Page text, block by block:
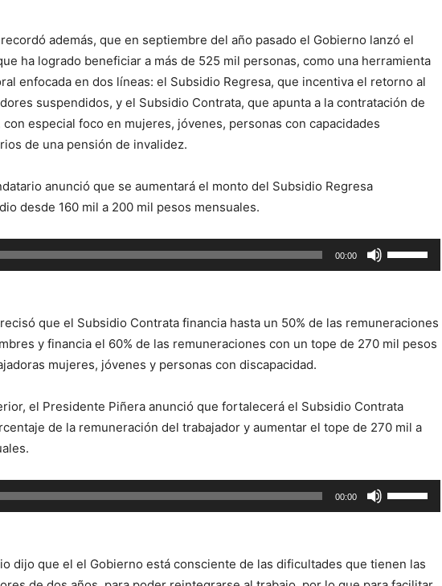
flecha
arriba/abajo
para
aumentar
además, que en septiembre del año pasado el Gobierno lanzó el
ha logrado beneficiar a más de 525 mil personas, como una herramienta
enfocada en dos líneas: el Subsidio Regresa, que incentiva el retorno al
suspendidos, y el Subsidio Contrata, que apunta a la contratación de
especial foco en mujeres, jóvenes, personas con capacidades
de una pensión de invalidez.
anunció que se aumentará el monto del Subsidio Regresa
desde 160 mil a 200 mil pesos mensuales.
00:00
las
flecha
arriba/abajo
o
disminuir
volumen.
que el Subsidio Contrata financia hasta un 50% de las remuneraciones
y financia el 60% de las remuneraciones con un tope de 270 mil pesos
mujeres, jóvenes y personas con discapacidad.
el Presidente Piñera anunció que fortalecerá el Subsidio Contrata
de la remuneración del trabajador y aumentar el tope de 270 mil a
00:00
las
flecha
dijo que el el Gobierno está consciente de las dificultades que tienen las